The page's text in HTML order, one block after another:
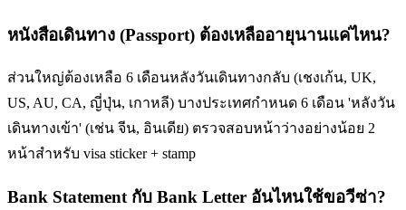
หนังสือเดินทาง (Passport) ต้องเหลืออายุนานแค่ไหน?
ส่วนใหญ่ต้องเหลือ 6 เดือนหลังวันเดินทางกลับ (เชงเก้น, UK,
US, AU, CA, ญี่ปุ่น, เกาหลี) บางประเทศกำหนด 6 เดือน 'หลังวัน
เดินทางเข้า' (เช่น จีน, อินเดีย) ตรวจสอบหน้าว่างอย่างน้อย 2
หน้าสำหรับ visa sticker + stamp
Bank Statement กับ Bank Letter อันไหนใช้ขอวีซ่า?